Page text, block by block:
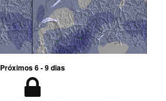
Próximos 6 - 9 dias